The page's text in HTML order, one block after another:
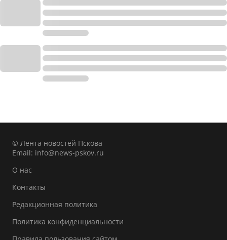
© Лента новостей Пскова
Email: info@news-pskov.ru
О нас
Контакты
Редакционная политика
Политика конфиденциальности